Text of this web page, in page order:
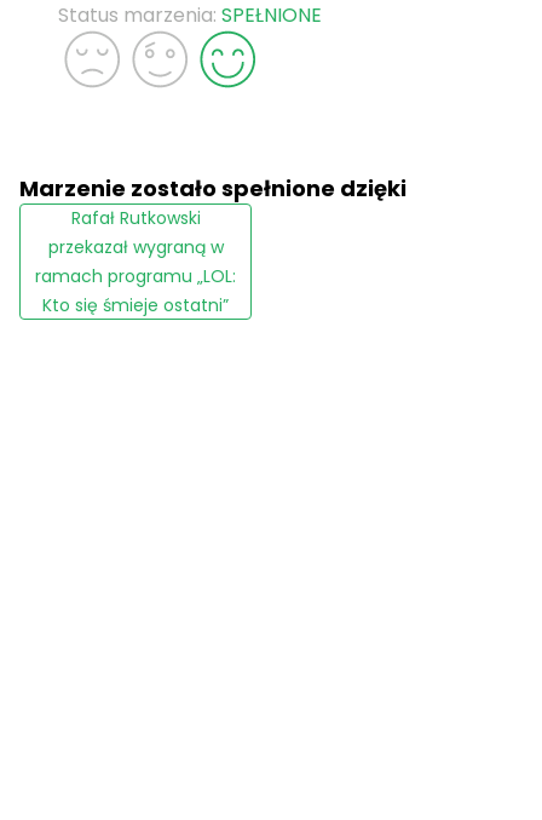
Status marzenia: SPEŁNIONE
Marzenie zostało spełnione dzięki
Rafał Rutkowski
przekazał wygraną w
ramach programu „LOL:
Kto się śmieje ostatni”